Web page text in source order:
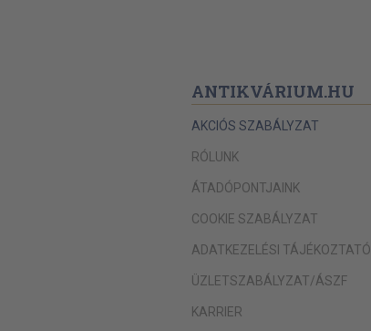
ANTIKVÁRIUM.HU
AKCIÓS SZABÁLYZAT
RÓLUNK
ÁTADÓPONTJAINK
COOKIE SZABÁLYZAT
ADATKEZELÉSI TÁJÉKOZTATÓ
ÜZLETSZABÁLYZAT/ÁSZF
KARRIER